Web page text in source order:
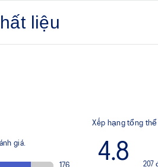
liệu
êm ái và liền mạch, hỗ trợ bàn chân
dịch